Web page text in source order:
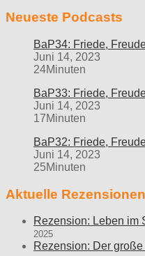
Neueste Podcasts
BaP34: Friede,
Juni 14, 2023
24Minuten
BaP33: Friede,
Juni 14, 2023
17Minuten
BaP32: Friede,
Juni 14, 2023
25Minuten
Aktuelle Rezensionen
Rezension: Leben im
2025
Rezension: Der